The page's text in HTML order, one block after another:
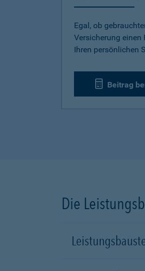
Egal, ob
Versicherung
Ihren persönlichen
Beitrag
Die